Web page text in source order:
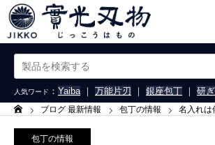
人気ワード ： Yaiba｜ 万能片刃 ｜ 銀座包丁 ｜ 研
ーム ブログ 最新情報 包丁の情報 名入れは何文
包丁の情報